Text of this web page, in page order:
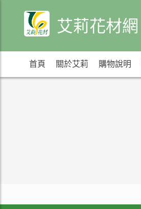
艾莉花材網
首頁 關於艾莉 購物說明